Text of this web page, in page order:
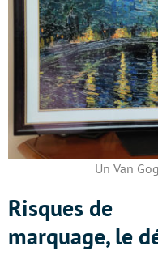
Un Van
Risques de
marquage, le